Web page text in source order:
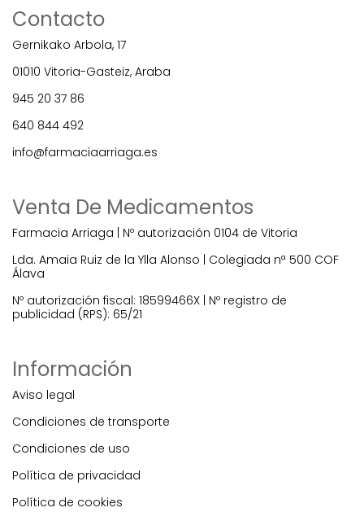
Contacto
Gernikako Arbola, 17
01010 Vitoria-Gasteiz, Araba
945 20 37 86
640 844 492
info@farmaciaarriaga.es
Venta De Medicamentos
Farmacia Arriaga | Nº autorización 0104 de Vitoria
Lda. Amaia Ruiz de la Ylla Alonso | Colegiada nª 500 COF
Álava
Nº autorización fiscal: 18599466X | Nº registro de
publicidad (RPS): 65/21
Información
Aviso legal
Condiciones de transporte
Condiciones de uso
Política de privacidad
Política de cookies